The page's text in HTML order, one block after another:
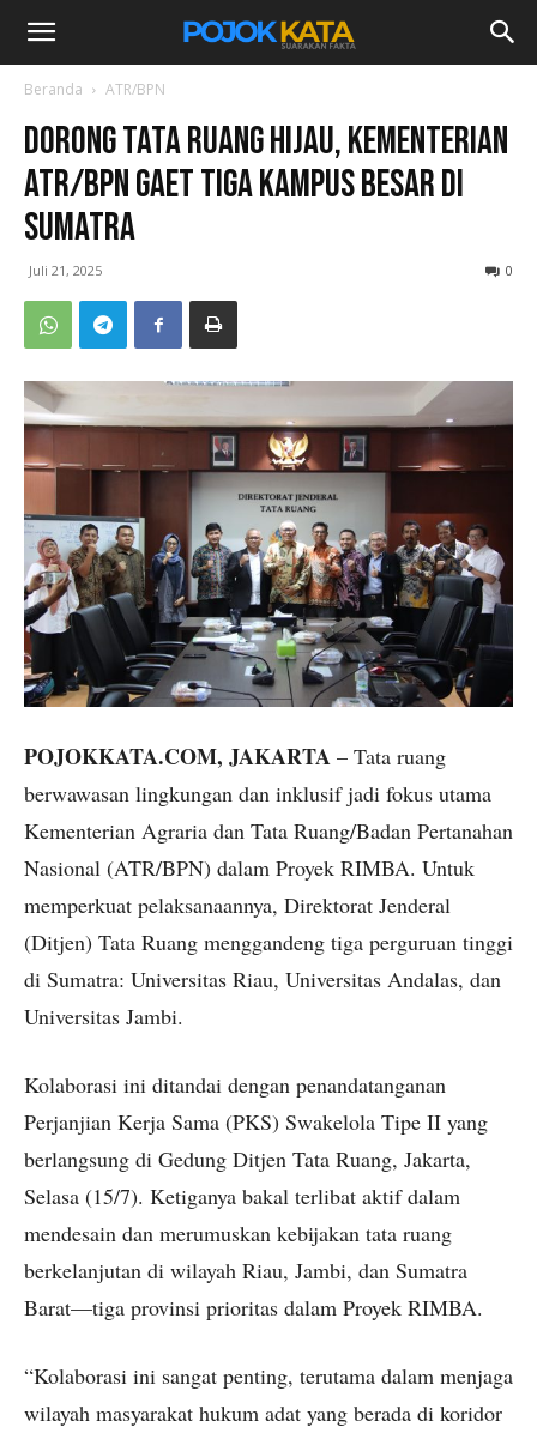
Beranda ATR/BPN
Dorong Tata Ruang Hijau, Kementerian
ATR/BPN Gaet Tiga Kampus Besar di
Sumatra
Juli 21, 2025 0
POJOKKATA.COM, JAKARTA – Tata ruang
berwawasan lingkungan dan inklusif jadi fokus utama
Kementerian Agraria dan Tata Ruang/Badan Pertanahan
Nasional (ATR/BPN) dalam Proyek RIMBA. Untuk
memperkuat pelaksanaannya, Direktorat Jenderal
(Ditjen) Tata Ruang menggandeng tiga perguruan tinggi
di Sumatra: Universitas Riau, Universitas Andalas, dan
Universitas Jambi.
Kolaborasi ini ditandai dengan penandatanganan
Perjanjian Kerja Sama (PKS) Swakelola Tipe II yang
berlangsung di Gedung Ditjen Tata Ruang, Jakarta,
Selasa (15/7). Ketiganya bakal terlibat aktif dalam
mendesain dan merumuskan kebijakan tata ruang
berkelanjutan di wilayah Riau, Jambi, dan Sumatra
Barat—tiga provinsi prioritas dalam Proyek RIMBA.
“Kolaborasi ini sangat penting, terutama dalam menjaga
wilayah masyarakat hukum adat yang berada di koridor